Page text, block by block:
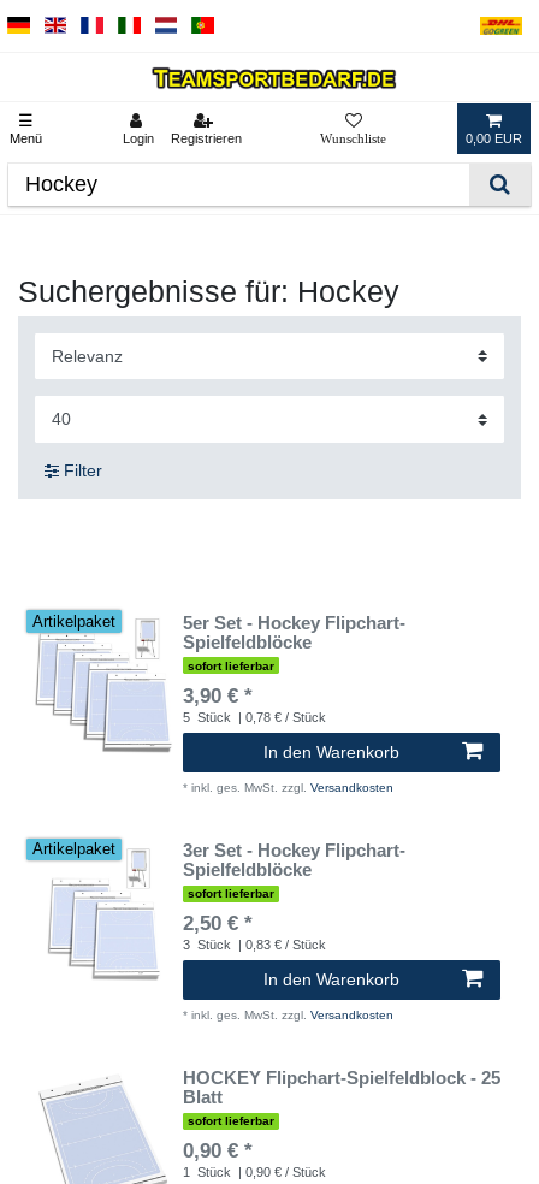
☰
Menü Login Registrieren 0,00 EUR
Suchergebnisse für: Hockey
Filter
Artikelpaket
5er Set - Hockey Flipchart-
Spielfeldblöcke
sofort lieferbar
3,90 € *
5 Stück | 0,78 € / Stück
In den Warenkorb
* inkl. ges. MwSt. zzgl. Versandkosten
Artikelpaket
3er Set - Hockey Flipchart-
Spielfeldblöcke
sofort lieferbar
2,50 € *
3 Stück | 0,83 € / Stück
In den Warenkorb
* inkl. ges. MwSt. zzgl. Versandkosten
HOCKEY Flipchart-Spielfeldblock - 25
Blatt
sofort lieferbar
0,90 € *
1 Stück | 0,90 € / Stück